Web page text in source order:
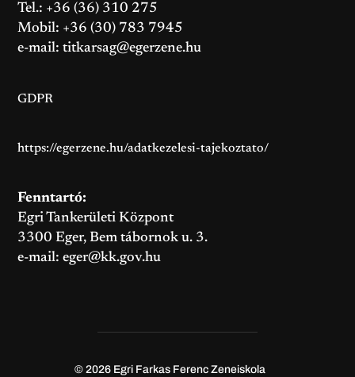
Tel.: +36 (36) 310 275
Mobil: +36 (30) 783 7945
e-mail:titkarsag@egerzene.hu
GDPR
https://egerzene.hu/adatkezelesi-tajekoztato/
Fenntartó:
Egri Tankerületi Központ
3300 Eger, Bem tábornok u. 3.
e-mail:eger@kk.gov.hu
© 2026 Egri Farkas Ferenc Zeneiskola